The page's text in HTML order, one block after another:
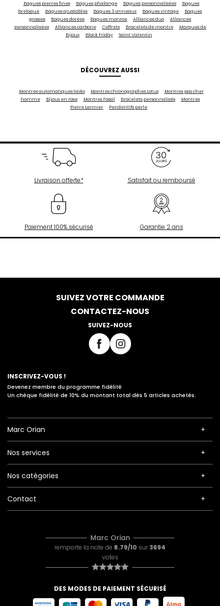
Bagues pierres fines Bagues phalange Bagues personnalisées
Bagues
breloque
Bagues ajustables Bagues 3 anneaux Bagues vintage
Bagues
grosses
Bagues dorées Bagues monroe Alliances duo
Alliances
personnalisées
Alliances carbone Coffrets Bracelets de montre
Marques de
Bijoux
Black Friday Saint Valentin
DÉCOUVREZ AUSSI
Montres automatiques Seiko Montres chronographes Lotus
Montres pas cher
homme
Bijoux en rose Montres Fossil Bracelets personnalisés
Montres
Pierre Lannier
Pendentifs perle
Livraison offerte* Satisfait ou remboursé
Paiement 100% sécurisé Garantie 2 ans
SUIVEZ VOTRE COMMANDE
CONTACTEZ-NOUS
SUIVEZ-NOUS
INSCRIVEZ-VOUS !
Devenez membre du programme fidélité
Un chèque fidélité de 10% du montant total dès 5 articles achetés.
Marc Orian
Nos services
Nos catégories
Contact
Marc Orian
remporte la note de 8.79/10 sur 3694
votes
DES MODES DE PAIEMENT SÉCURISÉ